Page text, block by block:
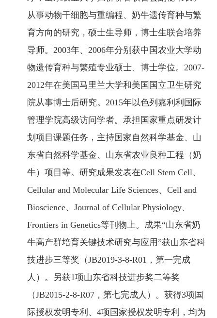
从事动物干细胞与重编程、奶牛遗传育种与繁
育方向 的研究 ，硕士生导师 ， 博士生联合培养
导师。 2003年、2006年分别获中国农业大学动
物遗传育种与繁殖专业硕士、博士学位。2007-
2012年在美国马里兰大学和美国国立卫生研究
院从事博士后研究。2015年以色列嘉利利国际
管理学院高级访问学者。承担国家重点研发计
划项目 课题任务 ， 主持国家自然科学基金、山
东省自然科学基金、山东省农业 良种工程 （奶
牛） 项目等。 研究成果发表在Cell Stem Cell、
Cellular and Molecular Life Sciences、Cell and
Bioscience、 Journal of Cellular Physiology、
Frontiers in Genetics等刊物上。成果“山东省奶
牛高产群培育关键技术研究与应用”获山东省科
技进步三等奖 （JB2019-3-8-R01， 第一完成
人 ）。 另获1项山东省科技进步奖二等奖
（JB2015-2-8-R07，第七完成人） 。 获得3项国
际授权发明专利、 4项国家授权发明专利 ， 均为